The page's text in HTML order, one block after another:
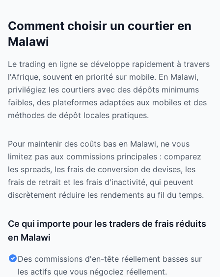
Comment choisir un courtier en
Malawi
Le trading en ligne se développe rapidement à travers
l'Afrique, souvent en priorité sur mobile. En Malawi,
privilégiez les courtiers avec des dépôts minimums
faibles, des plateformes adaptées aux mobiles et des
méthodes de dépôt locales pratiques.
Pour maintenir des coûts bas en Malawi, ne vous
limitez pas aux commissions principales : comparez
les spreads, les frais de conversion de devises, les
frais de retrait et les frais d'inactivité, qui peuvent
discrètement réduire les rendements au fil du temps.
Ce qui importe pour les traders de frais réduits
en Malawi
Des commissions d'en-tête réellement basses sur
les actifs que vous négociez réellement.